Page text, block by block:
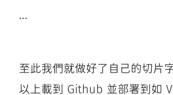
...
至此我們就做好了自己的切片
以上載到 Github 並部署到如